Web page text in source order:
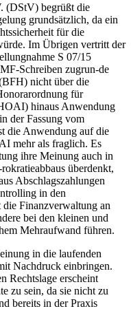
(DStV) begrüßt die
grundsätzlich, da ein
für die
Im Übrigen vertritt der
S 07/15
Schreiben zugrun-de
nicht über die
für
hinaus Anwendung
der Fassung vom
die Anwendung auf die
mehr als fraglich. Es
ihre Meinung auch in
überdenkt,
Abschlagszahlungen
in den
Finanzverwaltung an
bei den kleinen und
Mehraufwand führen.
in die laufenden
Nachdruck einbringen.
Rechtslage erscheint
zu sein, da sie nicht zu
bereits in der Praxis